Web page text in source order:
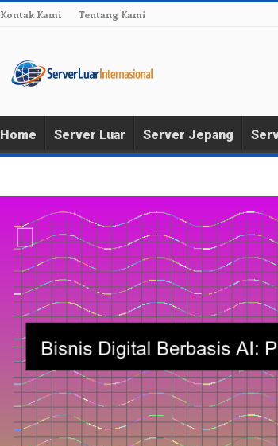
Kontak Kami Tentang Kami
Home Server Luar Server Jepang